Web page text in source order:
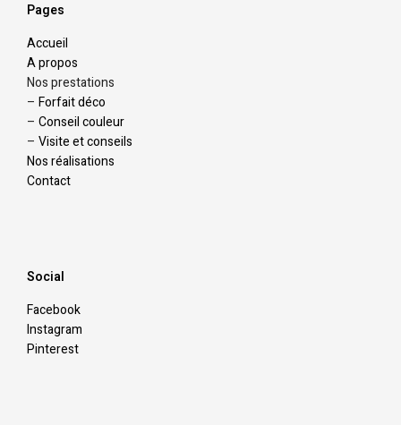
Pages
Accueil
A propos
Nos prestations
– Forfait déco
– Conseil couleur
– Visite et conseils
Nos réalisations
Contact
Social
Facebook
Instagram
Pinterest